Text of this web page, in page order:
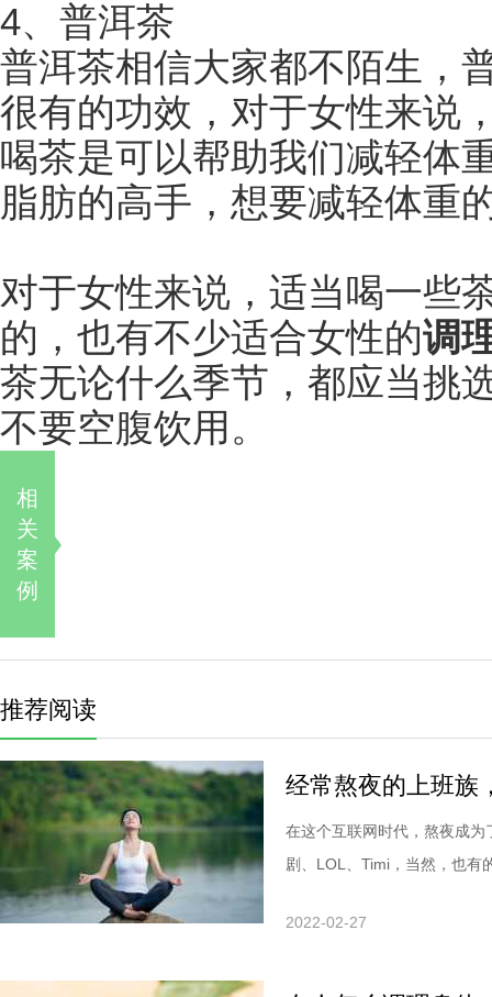
4、普洱茶
普洱茶相信大家都不陌生，
很有的功效，对于女性来说
喝茶是可以帮助我们减轻体
脂肪的高手，想要减轻体重
对于女性来说，适当喝一些
的，也有不少适合女性的调
茶无论什么季节，都应当挑
不要空腹饮用。
相
关
案
例
推荐阅读
经常熬夜的上班族
在这个互联网时代，熬夜成
剧、LOL、Timi，当然，也有
2022-02-27